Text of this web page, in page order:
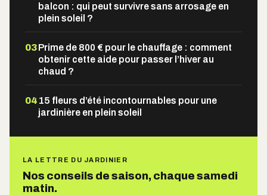
balcon : qui peut survivre sans arrosage en
plein soleil ?
03Prime de 800 € pour le chauffage : comment
obtenir cette aide pour passer l’hiver au
chaud ?
04 15 fleurs d’été incontournables pour une
jardinière en plein soleil
LA LETTRE DU JARDINIER
Nos conseils de saison, chaque samedi
matin.